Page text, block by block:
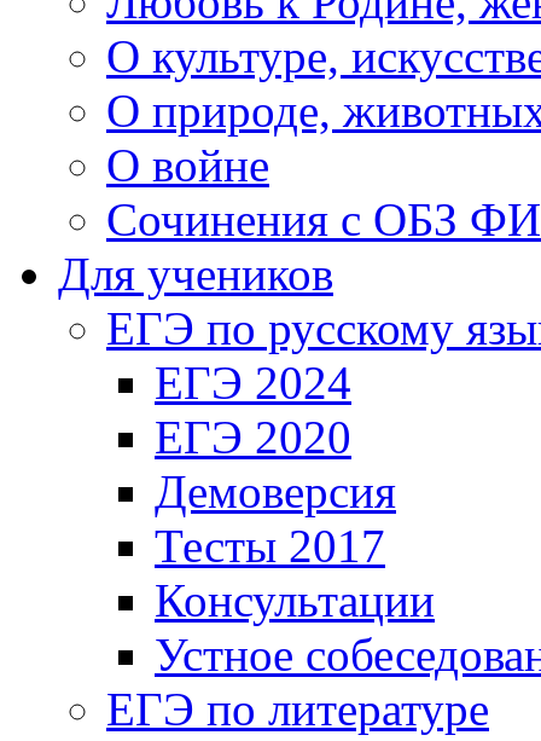
О культуре,
О природе,
О войне
Сочинения с ОБЗ
Для учеников
ЕГЭ по русскому
ЕГЭ 2024
ЕГЭ 2020
Демоверсия
Тесты 2017
Консультации
Устное
ЕГЭ по литературе